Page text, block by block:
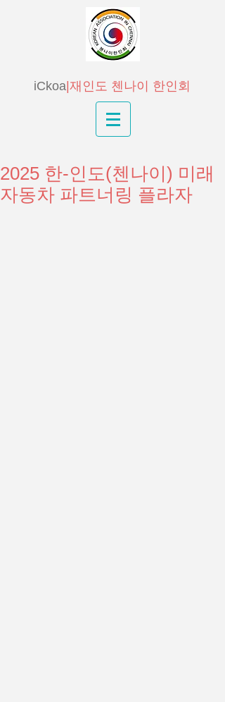
iCkoa |재인도 첸나이 한인회
2025 한-인도(첸나이) 미래
자동차 파트너링 플라자